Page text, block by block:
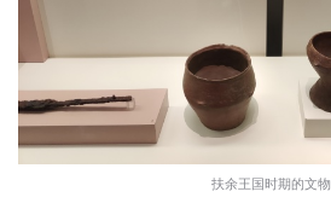
扶余王国时期的文物